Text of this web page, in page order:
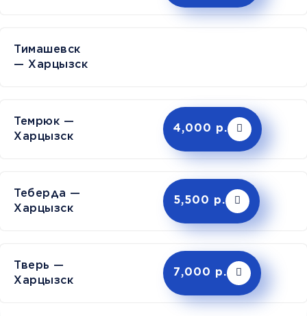
— Харцызск
Темрюк —
Харцызск
4,000 р.
Теберда —
Харцызск
5,500 р.
Тверь —
Харцызск
7,000 р.